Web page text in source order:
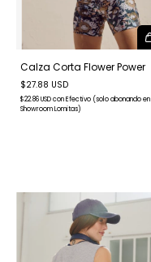
Calza Corta Flower Power
$27.88 USD
$22.86 USDconEfectivo (solo abonando en
Showroom Lomitas)